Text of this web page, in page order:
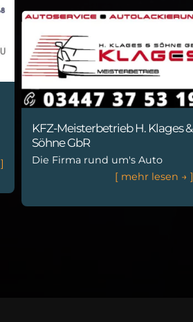
]
KFZ-Meisterbetrieb H. Klages &
Söhne GbR
Die Firma rund um's Auto
[ mehr lesen → ]